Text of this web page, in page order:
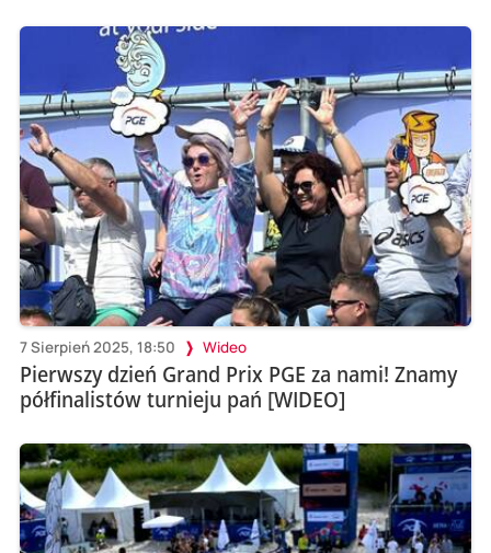
7 Sierpień 2025, 18:50 Wideo
Pierwszy dzień Grand Prix PGE za nami! Znamy
półfinalistów turnieju pań [WIDEO]